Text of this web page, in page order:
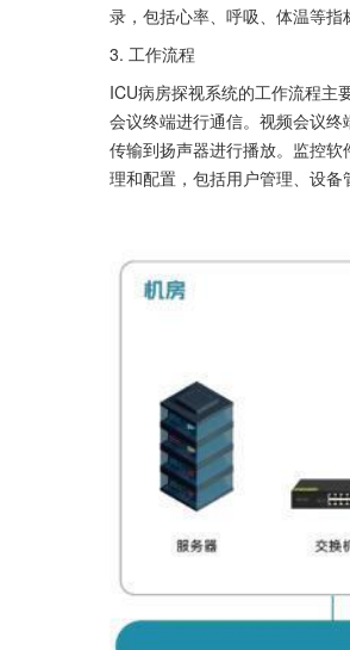
录，包括心率、呼吸、体温等
3. 工作流程
ICU病房探视系统的工作流程主
会议终端进行通信。视频会议
传输到扬声器进行播放。监控
理和配置，包括用户管理、设备